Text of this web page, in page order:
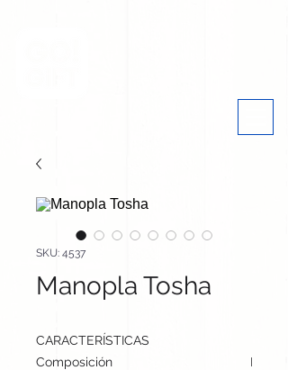
SKU: 4537
Manopla Tosha
CARACTERÍSTICAS
Composición